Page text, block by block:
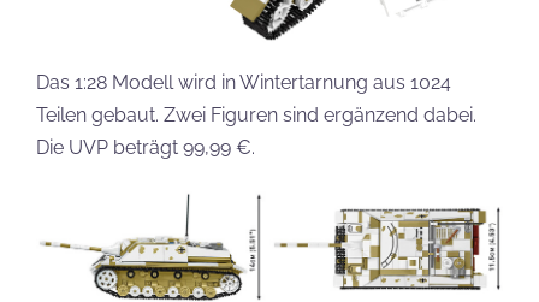
Das 1:28 Modell wird in Wintertarnung aus 1024
Teilen gebaut. Zwei Figuren sind ergänzend dabei.
Die UVP beträgt 99,99 €.